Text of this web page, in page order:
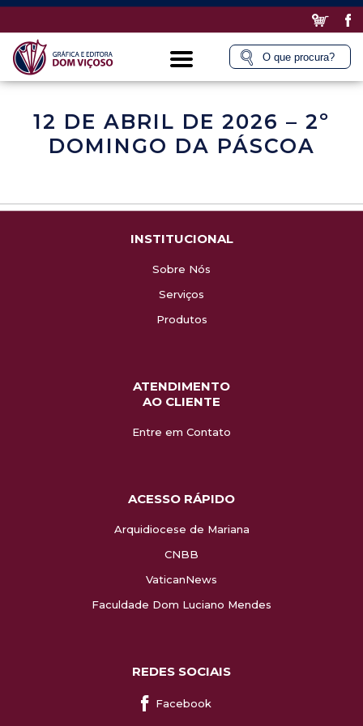
12 DE ABRIL DE 2026 – 2º
DOMINGO DA PÁSCOA
INSTITUCIONAL
Sobre Nós
Serviços
Produtos
ATENDIMENTO
AO CLIENTE
Entre em Contato
ACESSO RÁPIDO
Arquidiocese de Mariana
CNBB
VaticanNews
Faculdade Dom Luciano Mendes
REDES SOCIAIS
Facebook